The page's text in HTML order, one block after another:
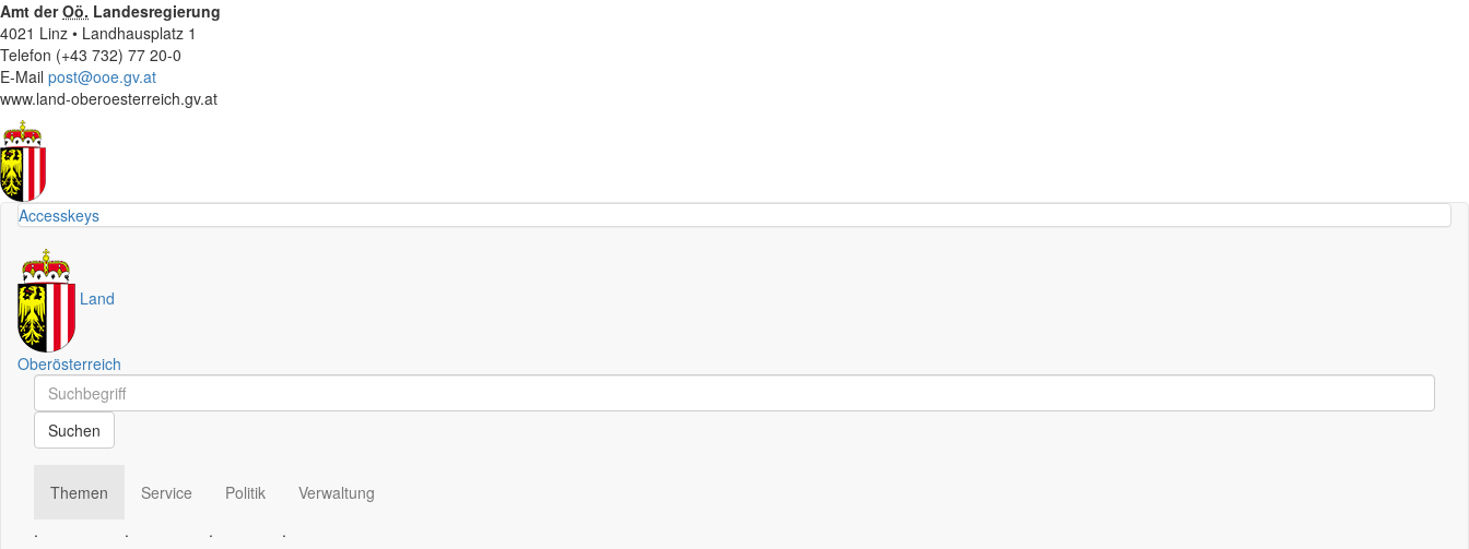
Amt derOö. Landesregierung
4021 Linz • Landhausplatz 1
Telefon (+43 732) 77 20-0
E-Mail post@ooe.gv.at
www.land-oberoesterreich.gv.at
Accesskeys
Land
Oberösterreich
Schnellsuche
Schnellsuche
Suchen
Themen
.
Service
.
Politik
.
Verwaltung
.